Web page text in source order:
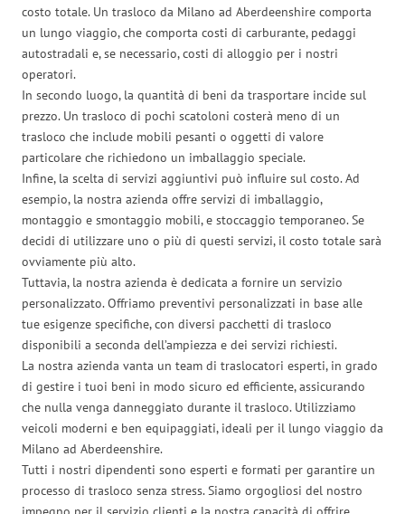
costo totale. Un trasloco da Milano ad Aberdeenshire comporta
un lungo viaggio, che comporta costi di carburante, pedaggi
autostradali e, se necessario, costi di alloggio per i nostri
operatori.
In secondo luogo, la quantità di beni da trasportare incide sul
prezzo. Un trasloco di pochi scatoloni costerà meno di un
trasloco che include mobili pesanti o oggetti di valore
particolare che richiedono un imballaggio speciale.
Infine, la scelta di servizi aggiuntivi può influire sul costo. Ad
esempio, la nostra azienda offre servizi di imballaggio,
montaggio e smontaggio mobili, e stoccaggio temporaneo. Se
decidi di utilizzare uno o più di questi servizi, il costo totale sarà
ovviamente più alto.
Tuttavia, la nostra azienda è dedicata a fornire un servizio
personalizzato. Offriamo preventivi personalizzati in base alle
tue esigenze specifiche, con diversi pacchetti di trasloco
disponibili a seconda dell’ampiezza e dei servizi richiesti.
La nostra azienda vanta un team di traslocatori esperti, in grado
di gestire i tuoi beni in modo sicuro ed efficiente, assicurando
che nulla venga danneggiato durante il trasloco. Utilizziamo
veicoli moderni e ben equipaggiati, ideali per il lungo viaggio da
Milano ad Aberdeenshire.
Tutti i nostri dipendenti sono esperti e formati per garantire un
processo di trasloco senza stress. Siamo orgogliosi del nostro